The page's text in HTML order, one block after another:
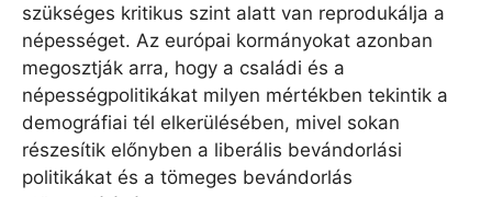
szükséges kritikus szint alatt van reprodukálja a
népességet. Az európai kormányokat azonban
megosztják arra, hogy a családi és a
népességpolitikákat milyen mértékben tekintik a
demográfiai tél elkerülésében, mivel sokan
részesítik előnyben a liberális bevándorlási
politikákat és a tömeges bevándorlás